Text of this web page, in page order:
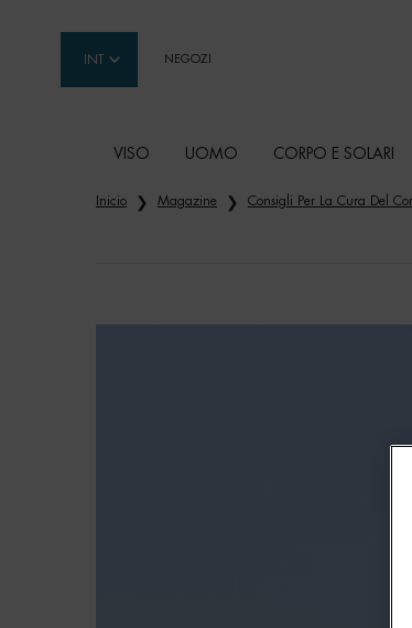
INT NEGOZI
VISO UOMO CORPO E SOLARI
Contenuto principale
Inicio Magazine Consigli Per La Cura Del